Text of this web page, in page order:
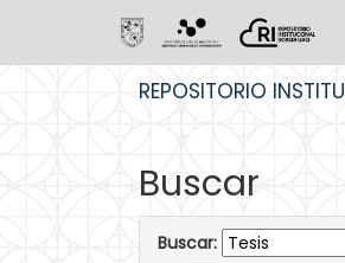
REPOSITORIO
Buscar
Buscar: